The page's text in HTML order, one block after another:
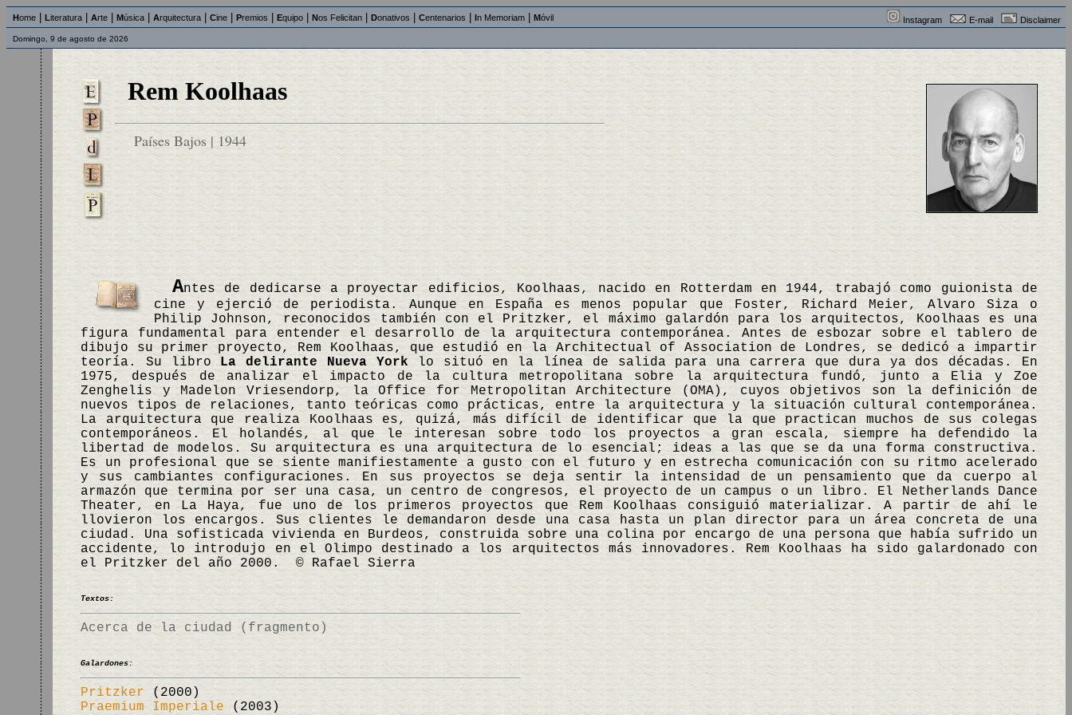
Home Literatura Arte Música Arquitectura Cine Premios Equipo Nos Felicitan Donativos Centenarios In Memoriam Móvil Instagram E-mail Disclaimer
Domingo, 9 de agosto de 2026
Rem Koolhaas
Países Bajos | 1944
Antes de dedicarse a proyectar edificios, Koolhaas, nacido en Rotterdam en 1944, trabajó como guionista de
cine y ejerció de periodista. Aunque en España es menos popular que Foster, Richard Meier, Alvaro Siza o
Philip Johnson, reconocidos también con el Pritzker, el máximo galardón para los arquitectos, Koolhaas es una
figura fundamental para entender el desarrollo de la arquitectura contemporánea. Antes de esbozar sobre el tablero de
dibujo su primer proyecto, Rem Koolhaas, que estudió en la Architectual of Association de Londres, se dedicó a impartir
teoría. Su libroLa delirante Nueva York lo situó en la línea de salida para una carrera que dura ya dos décadas. En
1975, después de analizar el impacto de la cultura metropolitana sobre la arquitectura fundó, junto a Elia y Zoe
Zenghelis y Madelon Vriesendorp, la Office for Metropolitan Architecture (OMA), cuyos objetivos son la definición de
nuevos tipos de relaciones, tanto teóricas como prácticas, entre la arquitectura y la situación cultural contemporánea.
La arquitectura que realiza Koolhaas es, quizá, más difícil de identificar que la que practican muchos de sus colegas
contemporáneos. El holandés, al que le interesan sobre todo los proyectos a gran escala, siempre ha defendido la
libertad de modelos. Su arquitectura es una arquitectura de lo esencial; ideas a las que se da una forma constructiva.
Es un profesional que se siente manifiestamente a gusto con el futuro y en estrecha comunicación con su ritmo acelerado
y sus cambiantes configuraciones. En sus proyectos se deja sentir la intensidad de un pensamiento que da cuerpo al
armazón que termina por ser una casa, un centro de congresos, el proyecto de un campus o un libro. El Netherlands Dance
Theater, en La Haya, fue uno de los primeros proyectos que Rem Koolhaas consiguió materializar. A partir de ahí le
llovieron los encargos. Sus clientes le demandaron desde una casa hasta un plan director para un área concreta de una
ciudad. Una sofisticada vivienda en Burdeos, construida sobre una colina por encargo de una persona que había sufrido un
accidente, lo introdujo en el Olimpo destinado a los arquitectos más innovadores. Rem Koolhaas ha sido galardonado con
el Pritzker del año 2000. © Rafael Sierra
Textos:
Acerca de la ciudad (fragmento)
Galardones:
Pritzker(2000)
Praemium Imperiale (2003)